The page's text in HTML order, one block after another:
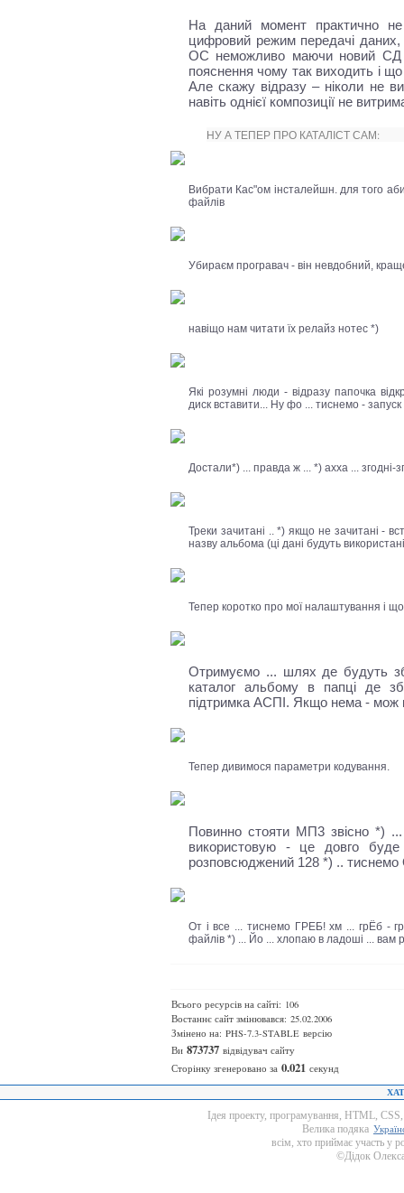
На даний момент практично
цифровий режим передачі
ОС неможливо маючи новий СД
пояснення чому так виходить і
Але скажу відразу – ніколи не
навіть однієї композиції не
НУ А ТЕПЕР ПРО КАТАЛІСТ САМ:
Вибрати Кас"ом інсталейшн. для того
файлів
Убираєм програвач - він невдобний,
навіщо нам читати їх релайз нотес *)
Які розумні люди - відразу папочка
диск вставити... Ну фо ... тиснемо - запуск
Достали*) ... правда ж ... *) ахха ... згодні-
Треки зачитані .. *) якщо не зачитані -
назву альбома (ці дані будуть
Тепер коротко про мої налаштування і
Отримуємо ... шлях де будуть
каталог альбому в папці де
підтримка АСПІ. Якщо нема -
Тепер дивимося параметри кодування.
Повинно стояти МП3 звісно *)
використовую - це довго
розповсюджений 128 *) ..
От і все ... тиснемо ГРЕБ! хм ... грЁб -
файлів *) ... Йо ... хлопаю в ладоші ... вам
Всього ресурсів на сайті: 106
Востаннє сайт змінювався: 25.02.2006
Змінено на: PHS-7.3-STABLE версію
Ви 873737 відвідувач сайту
Сторінку згенеровано за 0.021 секунд
Ідея проекту, програмування, HTML,
Велика подяка
всім, хто приймає участь у
©Дідок